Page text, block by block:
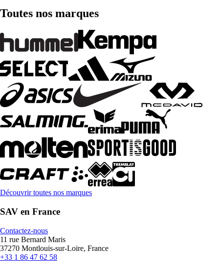
Toutes nos marques
Découvrir toutes nos marques
SAV en France
Contactez-nous
11 rue Bernard Maris
37270 Montlouis-sur-Loire, France
+33 1 86 47 62 58